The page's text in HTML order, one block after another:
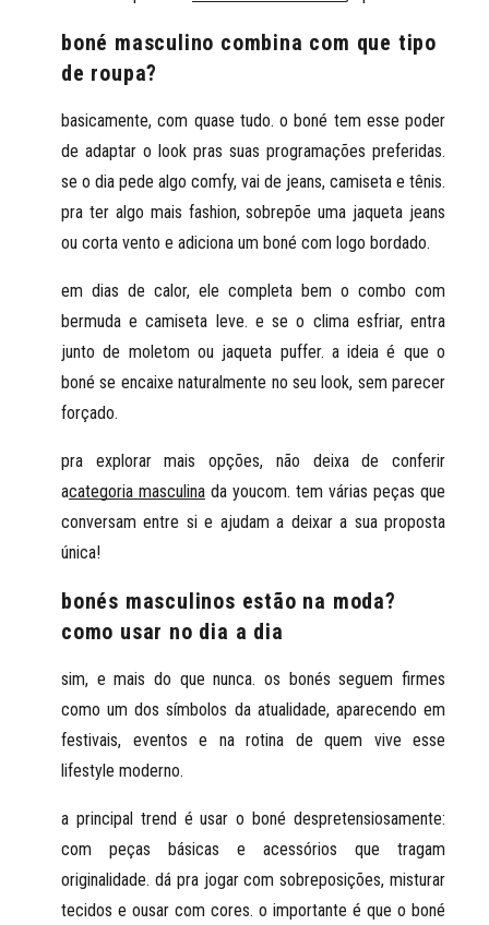
boné masculino combina com que tipo
de roupa?
basicamente, com quase tudo. o boné tem esse poder
de adaptar o look pras suas programações preferidas.
se o dia pede algo comfy, vai de jeans, camiseta e tênis.
pra ter algo mais fashion, sobrepõe uma jaqueta jeans
ou corta vento e adiciona um boné com logo bordado.
em dias de calor, ele completa bem o combo com
bermuda e camiseta leve. e se o clima esfriar, entra
junto de moletom ou jaqueta puffer. a ideia é que o
boné se encaixe naturalmente no seu look, sem parecer
forçado.
pra explorar mais opções, não deixa de conferir
acategoria masculina da youcom. tem várias peças que
conversam entre si e ajudam a deixar a sua proposta
única!
bonés masculinos estão na moda?
como usar no dia a dia
sim, e mais do que nunca. os bonés seguem firmes
como um dos símbolos da atualidade, aparecendo em
festivais, eventos e na rotina de quem vive esse
lifestyle moderno.
a principal trend é usar o boné despretensiosamente:
com peças básicas e acessórios que tragam
originalidade. dá pra jogar com sobreposições, misturar
tecidos e ousar com cores. o importante é que o boné